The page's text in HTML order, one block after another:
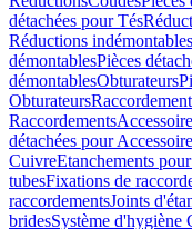
détachées pour Tés
Réductions indémontables
démontablesPièces
démontablesObturateurs
Obturateurs
Raccordements
détachées pour
CuivreEtanchements
tubesFixations de
raccordementsJoints
bridesSystème d'hygiène